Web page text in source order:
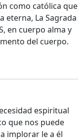
como católica que
eterna, La Sagrada
en cuerpo alma y
del cuerpo.
espiritual
que nos puede
implorar le a él